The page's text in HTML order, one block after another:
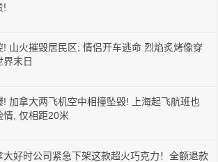
!
! 山火摧毁居民区; 情侣开车逃命 烈焰炙烤像穿
界末日
! 加拿大两飞机空中相撞坠毁! 上海起飞航班也
情, 仅相距20米
大好时公司紧急下架这款超火巧克力！全额退款